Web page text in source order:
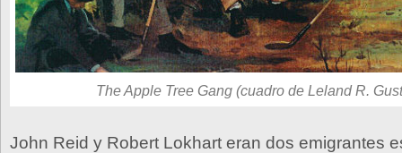
The Apple Tree Gang (cuadro de Leland R.
John Reid y Robert Lokhart eran dos emigrantes